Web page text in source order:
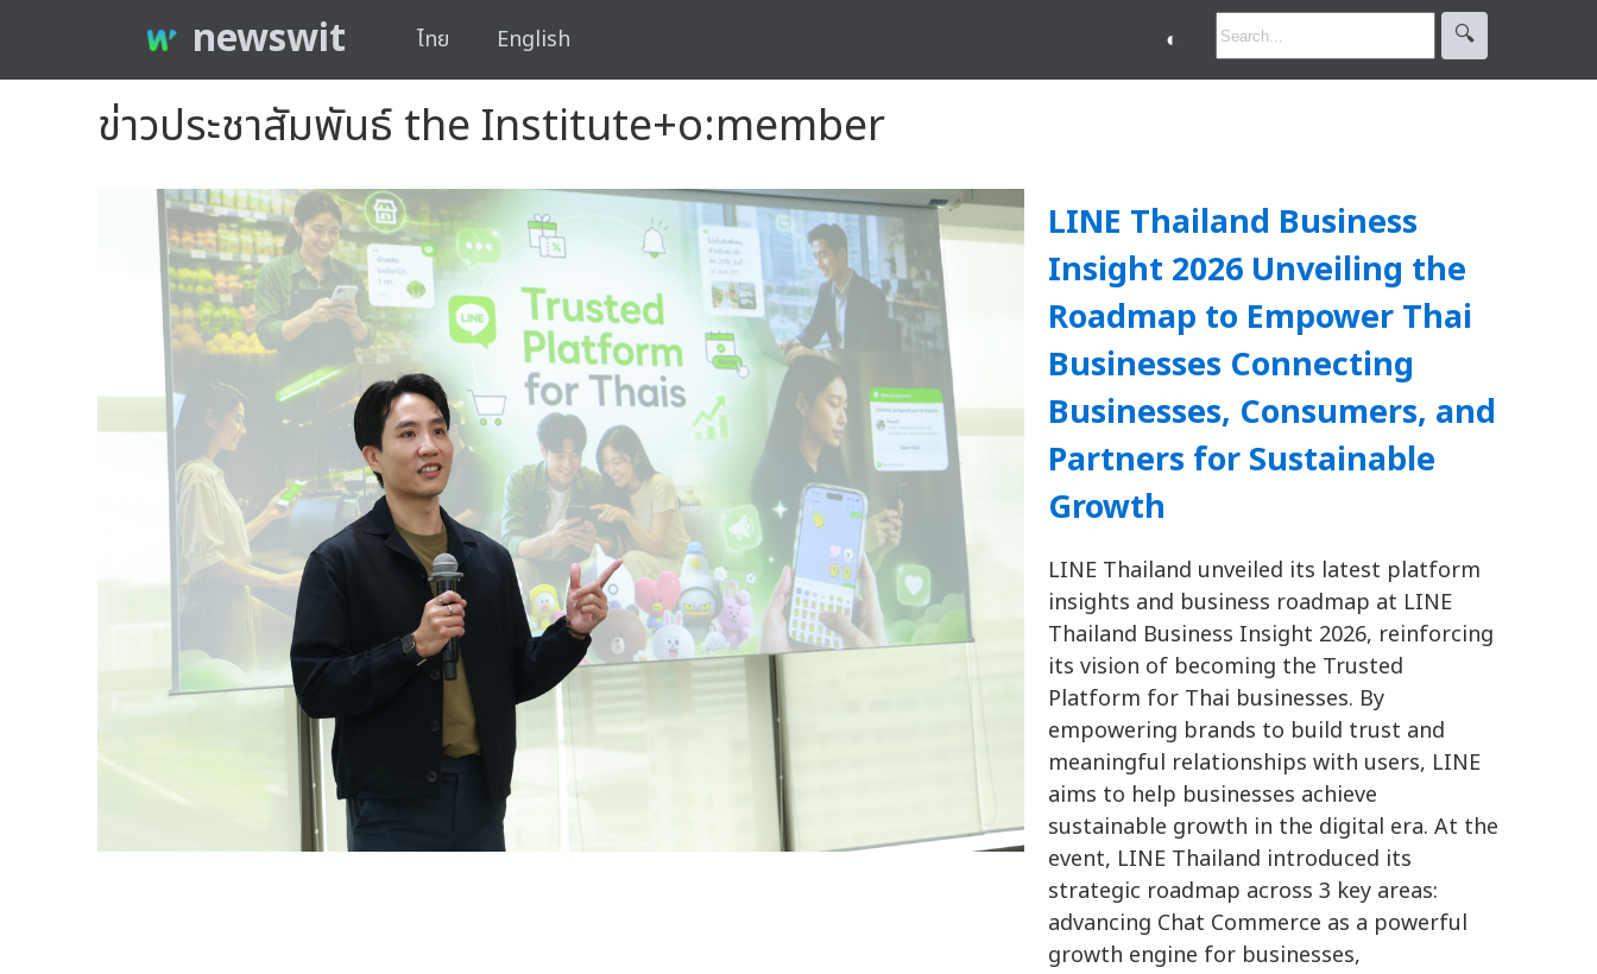
newswit ไทย English ◐ 🔍︎
ข่าวประชาสัมพันธ์ the Institute+o:member
LINE Thailand Business
Insight 2026 Unveiling the
Roadmap to Empower Thai
Businesses Connecting
Businesses, Consumers, and
Partners for Sustainable
Growth
LINE Thailand unveiled its latest platform
insights and business roadmap at LINE
Thailand Business Insight 2026, reinforcing
its vision of becoming the Trusted
Platform for Thai businesses. By
empowering brands to build trust and
meaningful relationships with users, LINE
aims to help businesses achieve
sustainable growth in the digital era. At the
event, LINE Thailand introduced its
strategic roadmap across 3 key areas:
advancing Chat Commerce as a powerful
growth engine for businesses,